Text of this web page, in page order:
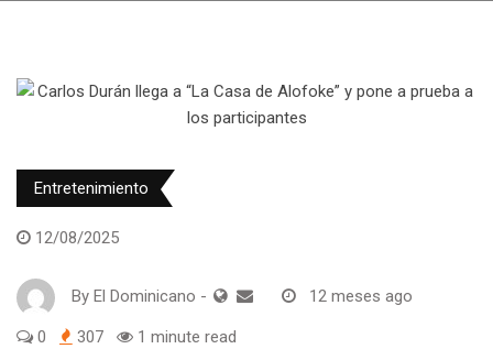
Entretenimiento
12/08/2025
By El Dominicano - 12 meses ago
0 307 1 minute read